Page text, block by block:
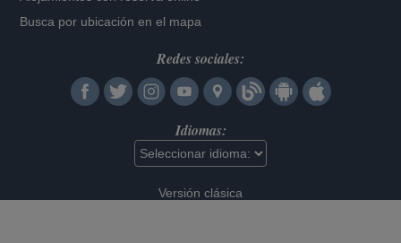
Busca por ubicación en el mapa
Redes sociales:
Idiomas:
Versión clásica